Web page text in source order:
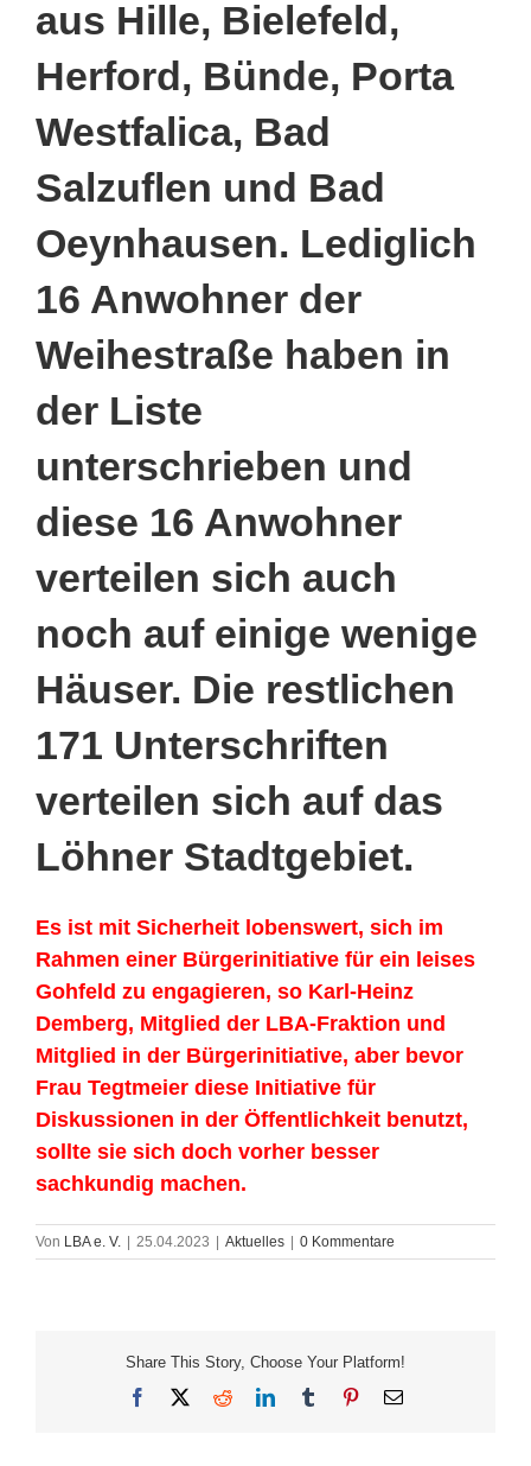
aus Hille, Bielefeld,
Herford, Bünde, Porta
Westfalica, Bad
Salzuflen und Bad
Oeynhausen. Lediglich
16 Anwohner der
Weihestraße haben in
der Liste
unterschrieben und
diese 16 Anwohner
verteilen sich auch
noch auf einige wenige
Häuser. Die restlichen
171 Unterschriften
verteilen sich auf das
Löhner Stadtgebiet.
Es ist mit Sicherheit lobenswert, sich im
Rahmen einer Bürgerinitiative für ein leises
Gohfeld zu engagieren, so Karl-Heinz
Demberg, Mitglied der LBA-Fraktion und
Mitglied in der Bürgerinitiative, aber bevor
Frau Tegtmeier diese Initiative für
Diskussionen in der Öffentlichkeit benutzt,
sollte sie sich doch vorher besser
sachkundig machen.
Von LBA e. V. | 25.04.2023 | Aktuelles | 0 Kommentare
Share This Story, Choose Your Platform!
Facebook RedditLinkedInTumblr Pinterest
E-